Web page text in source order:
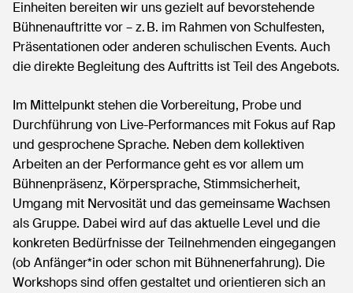
Einheiten bereiten wir uns gezielt auf bevorstehende
Bühnenauftritte vor – z. B. im Rahmen von Schulfesten,
Präsentationen oder anderen schulischen Events. Auch
die direkte Begleitung des Auftritts ist Teil des Angebots.
Im Mittelpunkt stehen die Vorbereitung, Probe und
Durchführung von Live-Performances mit Fokus auf Rap
und gesprochene Sprache. Neben dem kollektiven
Arbeiten an der Performance geht es vor allem um
Bühnenpräsenz, Körpersprache, Stimmsicherheit,
Umgang mit Nervosität und das gemeinsame Wachsen
als Gruppe. Dabei wird auf das aktuelle Level und die
konkreten Bedürfnisse der Teilnehmenden eingegangen
(ob Anfänger*in oder schon mit Bühnenerfahrung). Die
Workshops sind offen gestaltet und orientieren sich an